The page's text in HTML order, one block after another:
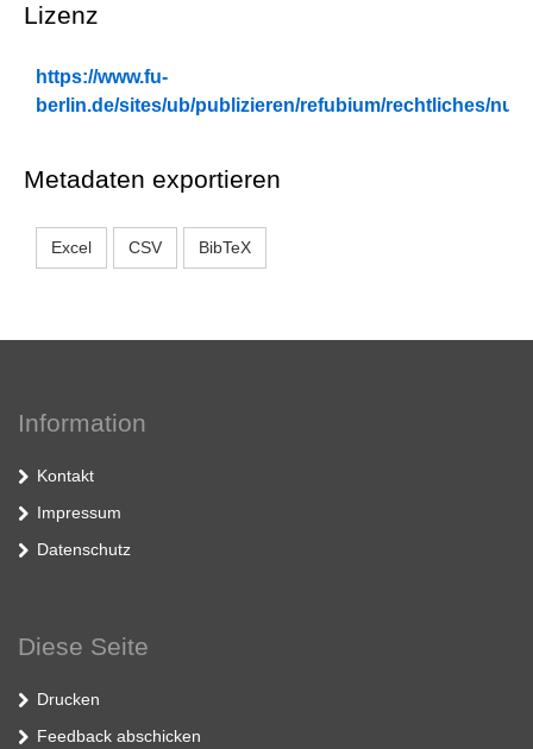
Lizenz
https://www.fu-
berlin.de/sites/ub/publizieren/refubium/rechtliches/
Metadaten exportieren
Excel CSV BibTeX
Information
Kontakt
Impressum
Datenschutz
Diese Seite
Drucken
Feedback abschicken